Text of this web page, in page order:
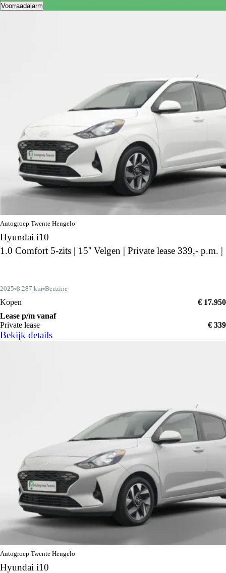
Voorraadalarm
Autogroep Twente Hengelo
Hyundai i10
1.0 Comfort 5-zits | 15'' Velgen | Private lease 339,- p.m. |
2025 8.287 km Benzine
Kopen
€ 17.950
Lease p/m vanaf
Private lease
€ 339
Bekijk details
Autogroep Twente Hengelo
Hyundai i10